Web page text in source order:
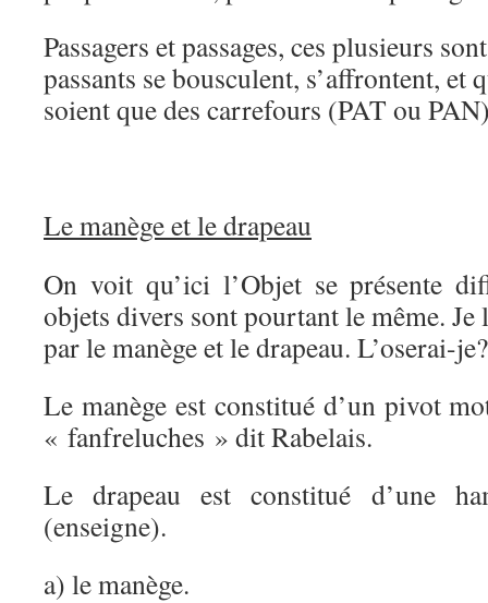
Passagers et passages, ces plusieurs
passants se bousculent, s’affrontent, et
soient que des carrefours (PAT ou
Le manège et le drapeau
On voit qu’ici l’Objet se présente
objets divers sont pourtant le même. Je
par le manège et le drapeau. L’oserai-je?
Le manège est constitué d’un pivot
« fanfreluches » dit Rabelais.
Le drapeau est constitué d’une
(enseigne).
a) le manège.